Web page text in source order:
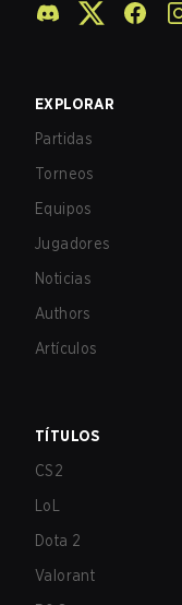
EXPLORAR
Partidas
Torneos
Equipos
Jugadores
Noticias
Authors
Artículos
TÍTULOS
CS2
LoL
Dota 2
Valorant